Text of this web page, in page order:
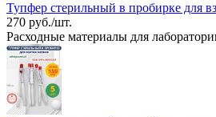
Тупфер стерильный в пробирке для
270 руб./шт.
Расходные материалы для